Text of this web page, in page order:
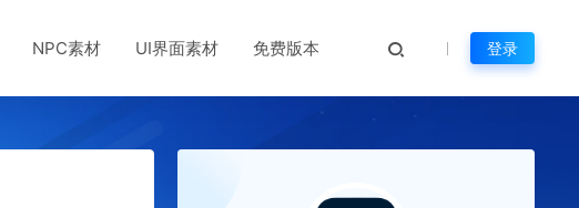
NPC素材 UI界面素材 免费版本 登录